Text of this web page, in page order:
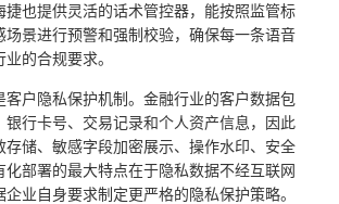
捷也提供灵活的话术管控器，能按照监管标
场景进行预警和强制校验，确保每一条语音
的合规要求。
客户隐私保护机制。金融行业的客户数据包
银行卡号、交易记录和个人资产信息，因此
存储、敏感字段加密展示、操作水印、安全
化部署的最大特点在于隐私数据不经互联网
业自身要求制定更严格的隐私保护策略。